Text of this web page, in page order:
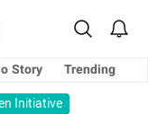
Story
Trending
Initiative